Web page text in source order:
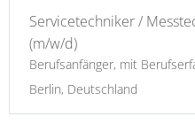
Servicetechniker /
(m/w/d)
Berufsanfänger, mit
Berlin, Deutschland